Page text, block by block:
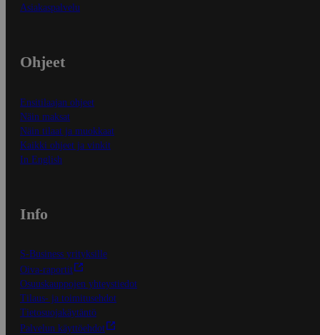
Asiakaspalvelu
Ohjeet
Ensitilaajan ohjeet
Näin maksat
Näin tilaat ja muokkaat
Kaikki ohjeet ja vinkit
In English
Info
S-Business yrityksille
Oiva-raportit
Osuuskauppojen yhteystiedot
Tilaus- ja toimitusehdot
Tietosuojakäytäntö
Palvelun käyttöehdot